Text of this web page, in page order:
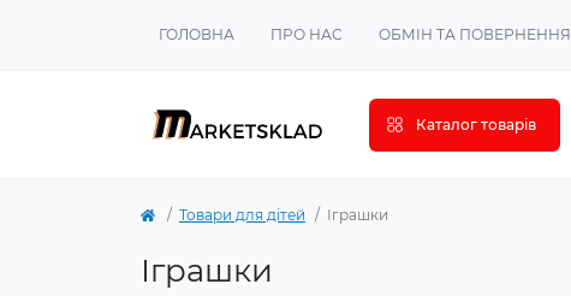
ГОЛОВНА ПРО НАС ОБМІН ТА ПОВЕРНЕННЯ
Каталог товарів
Товари для дітей Іграшки
Іграшки